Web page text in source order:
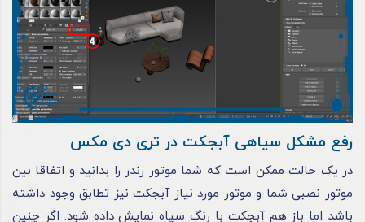
رفع مشکل سیاهی آبجکت در تری دی مکس
در یک حالت ممکن است که شما موتور رندر را بدانید و اتفاقا بین
موتور نصبی شما و موتور مورد نیاز آبجکت نیز تطابق وجود داشته
باشد اما باز هم آبجکت با رنگ سیاه نمایش داده شود. اگر چنین